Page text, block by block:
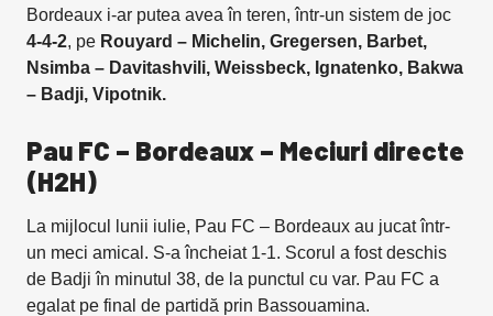
Bordeaux i-ar putea avea în teren, într-un sistem de joc
4-4-2, pe Rouyard – Michelin, Gregersen, Barbet,
Nsimba – Davitashvili, Weissbeck, Ignatenko, Bakwa
– Badji, Vipotnik.
Pau FC – Bordeaux – Meciuri directe
(H2H)
La mijlocul lunii iulie, Pau FC – Bordeaux au jucat într-
un meci amical. S-a încheiat 1-1. Scorul a fost deschis
de Badji în minutul 38, de la punctul cu var. Pau FC a
egalat pe final de partidă prin Bassouamina.